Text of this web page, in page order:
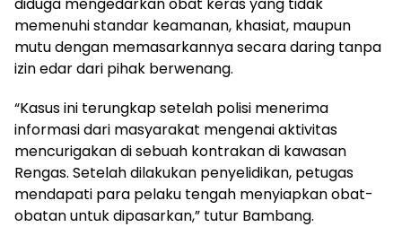
memenuhi standar keamanan, khasiat, maupun
mutu dengan memasarkannya secara daring tanpa
izin edar dari pihak berwenang.
“Kasus ini terungkap setelah polisi menerima
informasi dari masyarakat mengenai aktivitas
mencurigakan di sebuah kontrakan di kawasan
Rengas. Setelah dilakukan penyelidikan, petugas
mendapati para pelaku tengah menyiapkan obat-
obatan untuk dipasarkan,” tutur Bambang.